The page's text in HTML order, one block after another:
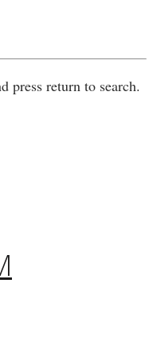
press return to search.